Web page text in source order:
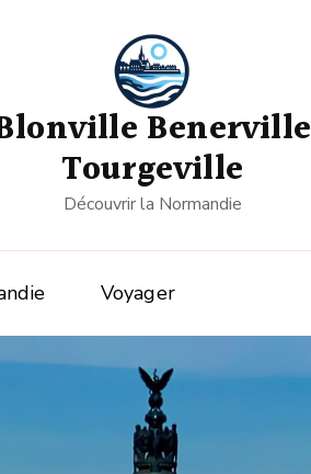
Benerville
Tourgeville
Découvrir la Normandie
Voyager